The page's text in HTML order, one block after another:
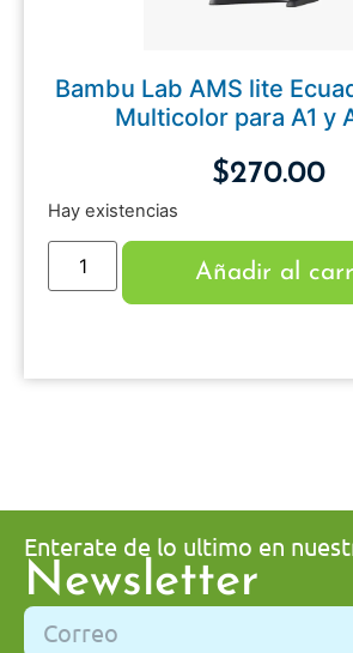
Bambu Lab AMS lite
Multicolor para A1 y
$270.00
Hay existencias
Añadir al
Enterate de lo ultimo en
Newsletter